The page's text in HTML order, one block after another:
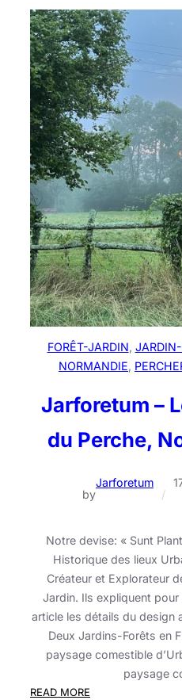
FORÊT-JARDIN,
NORMANDIE,
Jarforetum –
du Perche,
by
Jarforetum
/
Notre devise: « Sunt
Historique des lieux
Créateur et Explorateur
Jardin. Ils expliquent
article les détails du design
Deux Jardins-Forêts en
paysage comestible
paysage
READ MORE